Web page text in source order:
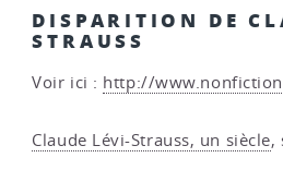
DISPARITION DE
STRAUSS
Voir ici : http://
Claude Lévi-Strauss, un siècle,